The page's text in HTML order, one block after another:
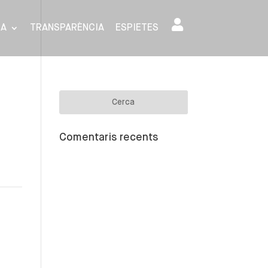
TRANSPARÈNCIA ESPIETES
Comentaris recents